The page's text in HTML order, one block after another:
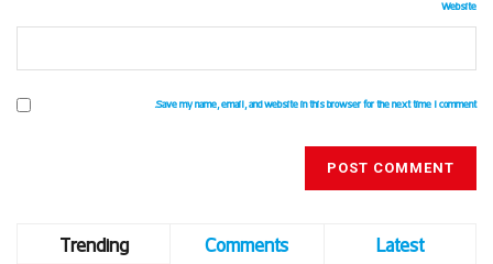
Website
Save my name, email, and website in this browser for the next time I comment.
Trending Comments
Latest